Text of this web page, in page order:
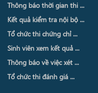
Thông báo thời gian thi ...
Kết quả kiểm tra nội bộ ...
Tổ chức thi chứng chỉ ...
Sinh viên xem kết quả ...
Thông báo về việc xét ...
Tổ chức thi đánh giá ...